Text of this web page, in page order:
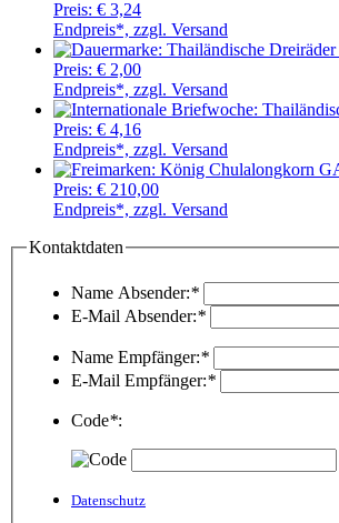
Preis: € 3,24
Endpreis*, zzgl. Versand
Preis: € 2,00
Endpreis*, zzgl. Versand
Preis: € 4,16
Endpreis*, zzgl. Versand
Preis: € 210,00
Endpreis*, zzgl. Versand
Kontaktdaten
Name Absender:*
E-Mail Absender:*
Name Empfänger:*
E-Mail Empfänger:*
Code*:
Datenschutz